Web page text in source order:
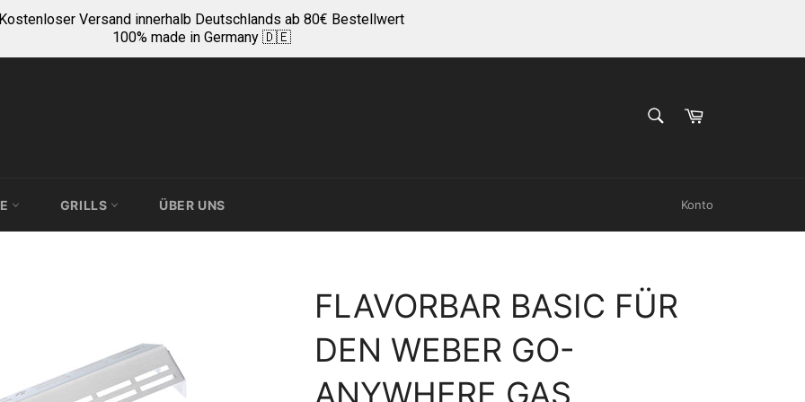
Kostenloser Versand innerhalb Deutschlands ab 80€ Bestellwert
100% made in Germany 🇩🇪
Warenkorb
GRILLS ÜBER UNS Konto
FLAVORBAR BASIC FÜR
DEN WEBER GO-
ANYWHERE GAS